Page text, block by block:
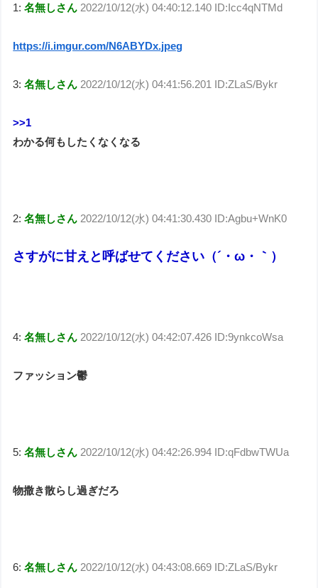
1:名無しさん 2022/10/12(水) 04:40:12.140 ID:Icc4qNTMd
https://i.imgur.com/N6ABYDx.jpeg
3:名無しさん 2022/10/12(水) 04:41:56.201 ID:ZLaS/Bykr
>>1
わかる何もしたくなくなる
2:名無しさん 2022/10/12(水) 04:41:30.430 ID:Agbu+WnK0
さすがに甘えと呼ばせてください（´・ω・｀）
4:名無しさん 2022/10/12(水) 04:42:07.426 ID:9ynkcoWsa
ファッション鬱
5:名無しさん 2022/10/12(水) 04:42:26.994 ID:qFdbwTWUa
物撒き散らし過ぎだろ
6:名無しさん 2022/10/12(水) 04:43:08.669 ID:ZLaS/Bykr